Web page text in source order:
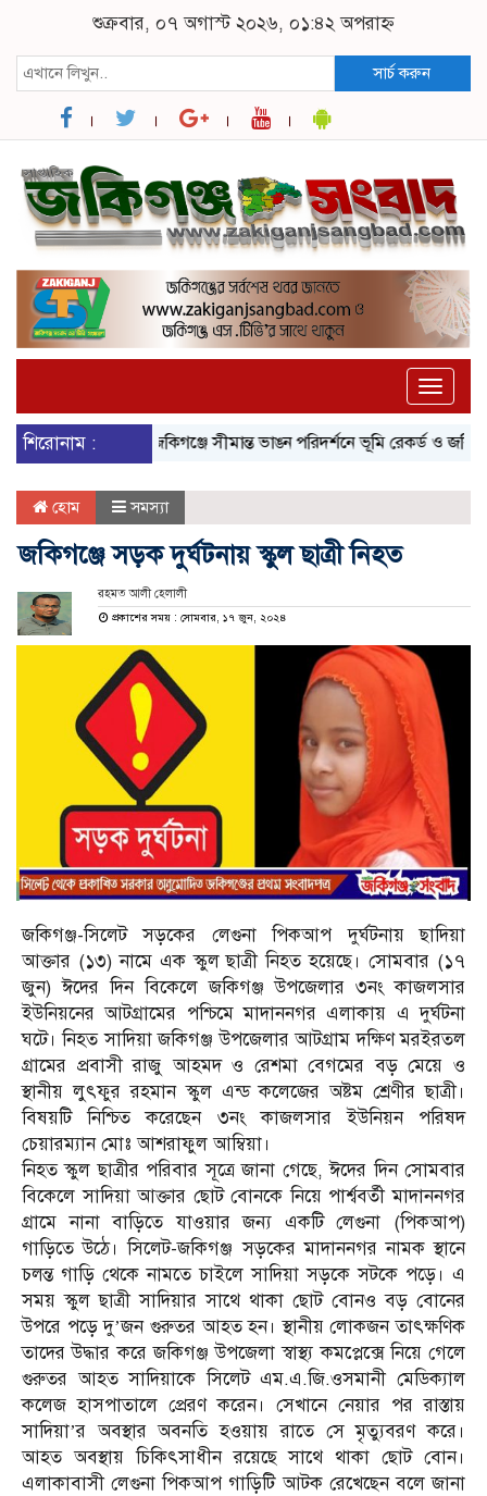
শুক্রবার, ০৭ অগাস্ট ২০২৬, ০১:৪২ অপরাহ্ন
সার্চ করুন
Toggle
শিরোনাম :
জকিগঞ্জে সীমান্ত ভাঙন পরিদর্শনে ভূমি রেকর্ড ও জরিপ
হোম সমস্যা
জকিগঞ্জে সড়ক দুর্ঘটনায় স্কুল ছাত্রী নিহত
রহমত আলী হেলালী
প্রকাশের সময় : সোমবার, ১৭ জুন, ২০২৪
জকিগঞ্জ-সিলেট সড়কের লেগুনা পিকআপ দুর্ঘটনায় ছাদিয়া
আক্তার (১৩) নামে এক স্কুল ছাত্রী নিহত হয়েছে। সোমবার (১৭
জুন) ঈদের দিন বিকেলে জকিগঞ্জ উপজেলার ৩নং কাজলসার
ইউনিয়নের আটগ্রামের পশ্চিমে মাদাননগর এলাকায় এ দুর্ঘটনা
ঘটে। নিহত সাদিয়া জকিগঞ্জ উপজেলার আটগ্রাম দক্ষিণ মরইরতল
গ্রামের প্রবাসী রাজু আহমদ ও রেশমা বেগমের বড় মেয়ে ও
স্থানীয় লুৎফুর রহমান স্কুল এন্ড কলেজের অষ্টম শ্রেণীর ছাত্রী।
বিষয়টি নিশ্চিত করেছেন ৩নং কাজলসার ইউনিয়ন পরিষদ
চেয়ারম্যান মোঃ আশরাফুল আম্বিয়া।
নিহত স্কুল ছাত্রীর পরিবার সূত্রে জানা গেছে, ঈদের দিন সোমবার
বিকেলে সাদিয়া আক্তার ছোট বোনকে নিয়ে পার্শ্ববর্তী মাদাননগর
গ্রামে নানা বাড়িতে যাওয়ার জন্য একটি লেগুনা (পিকআপ)
গাড়িতে উঠে। সিলেট-জকিগঞ্জ সড়কের মাদাননগর নামক স্থানে
চলন্ত গাড়ি থেকে নামতে চাইলে সাদিয়া সড়কে সটকে পড়ে। এ
সময় স্কুল ছাত্রী সাদিয়ার সাথে থাকা ছোট বোনও বড় বোনের
উপরে পড়ে দু’জন গুরুতর আহত হন। স্থানীয় লোকজন তাৎক্ষণিক
তাদের উদ্ধার করে জকিগঞ্জ উপজেলা স্বাস্থ্য কমপ্লেক্সে নিয়ে গেলে
গুরুতর আহত সাদিয়াকে সিলেট এম.এ.জি.ওসমানী মেডিক্যাল
কলেজ হাসপাতালে প্রেরণ করেন। সেখানে নেয়ার পর রাস্তায়
সাদিয়া’র অবস্থার অবনতি হওয়ায় রাতে সে মৃত্যুবরণ করে।
আহত অবস্থায় চিকিৎসাধীন রয়েছে সাথে থাকা ছোট বোন।
এলাকাবাসী লেগুনা পিকআপ গাড়িটি আটক রেখেছেন বলে জানা